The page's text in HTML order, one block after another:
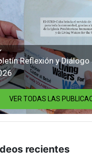
Reflexión y
VER TODAS LAS
recientes